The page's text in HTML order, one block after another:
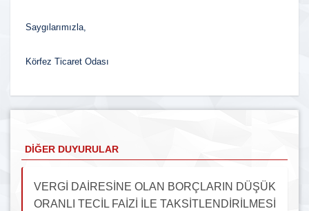
Saygılarımızla,
Körfez Ticaret Odası
DIĞER DUYURULAR
VERGİ DAİRESİNE OLAN BORÇLARIN DÜŞÜK
ORANLI TECİL FAİZİ İLE TAKSİTLENDİRİLMESİ